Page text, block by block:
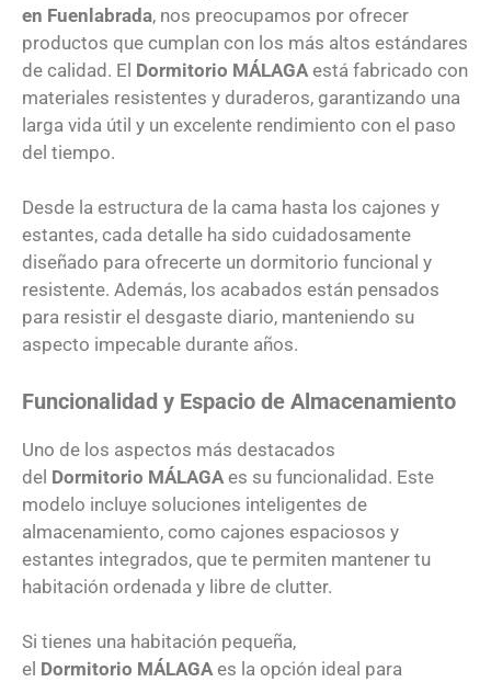
en Fuenlabrada, nos preocupamos por ofrecer
productos que cumplan con los más altos estándares
de calidad. El Dormitorio MÁLAGA está fabricado con
materiales resistentes y duraderos, garantizando una
larga vida útil y un excelente rendimiento con el paso
del tiempo.
Desde la estructura de la cama hasta los cajones y
estantes, cada detalle ha sido cuidadosamente
diseñado para ofrecerte un dormitorio funcional y
resistente. Además, los acabados están pensados
para resistir el desgaste diario, manteniendo su
aspecto impecable durante años.
Funcionalidad y Espacio de Almacenamiento
Uno de los aspectos más destacados
del Dormitorio MÁLAGA es su funcionalidad. Este
modelo incluye soluciones inteligentes de
almacenamiento, como cajones espaciosos y
estantes integrados, que te permiten mantener tu
habitación ordenada y libre de clutter.
Si tienes una habitación pequeña,
el Dormitorio MÁLAGAes la opción ideal para